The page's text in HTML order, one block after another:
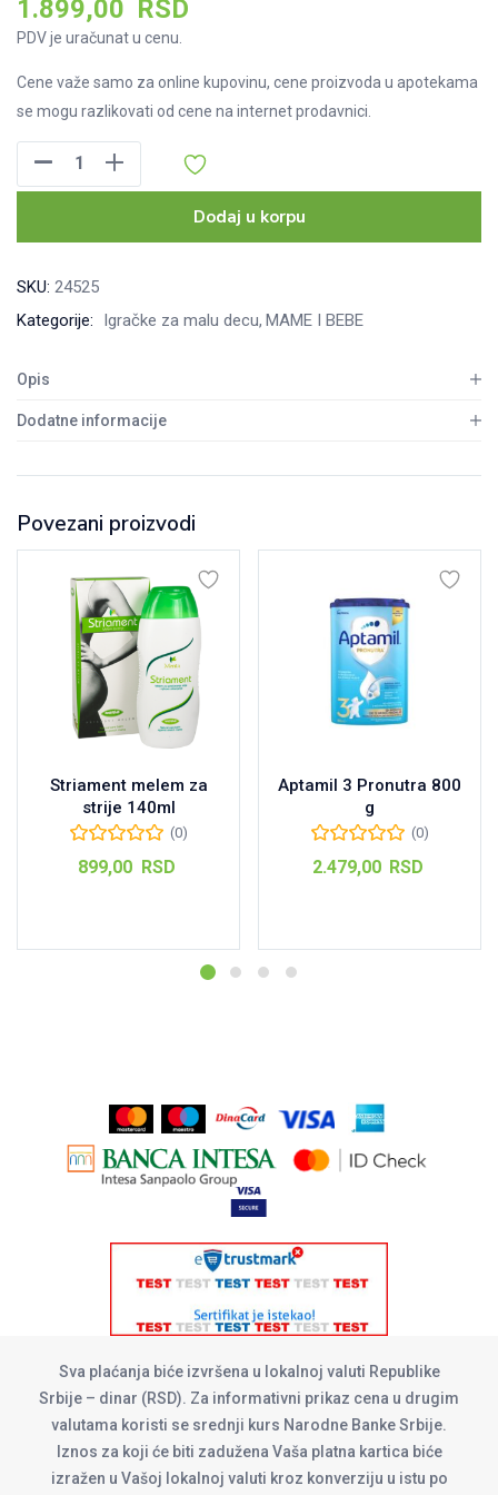
1.899,00 RSD
PDV je uračunat u cenu.
Cene važe samo za online kupovinu, cene proizvoda u apotekama
se mogu razlikovati od cene na internet prodavnici.
Šarena
5452
Dodaj u korpu
SKU: 24525
Kategorije:
Igračke za malu decu MAME I BEBE
Opis
Dodatne informacije
Povezani proizvodi
Striament melem za
strije 140ml
(0)
899,00 RSD
Aptamil 3 Pronutra 800
g
(0)
2.479,00 RSD
Sva plaćanja biće izvršena u lokalnoj valuti Republike
Srbije – dinar (RSD). Za informativni prikaz cena u drugim
valutama koristi se srednji kurs Narodne Banke Srbije.
Iznos za koji će biti zadužena Vaša platna kartica biće
izražen u Vašoj lokalnoj valuti kroz konverziju u istu po